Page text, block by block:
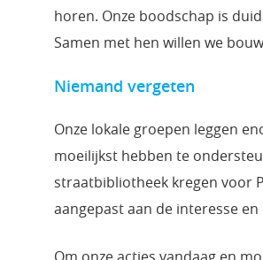
horen. Onze boodschap is
Samen met hen willen we
Niemand vergeten
Onze lokale groepen leggen
moeilijkst hebben te
straatbibliotheek kregen voor
aangepast aan de interesse